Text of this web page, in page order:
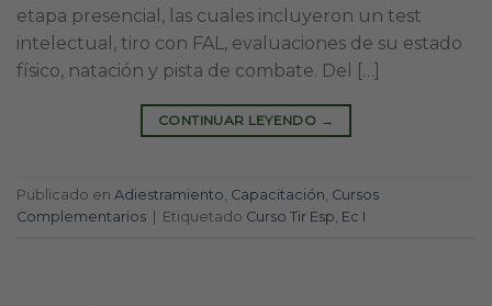
etapa presencial, las cuales incluyeron un test
intelectual, tiro con FAL, evaluaciones de su estado
físico, natación y pista de combate. Del […]
CONTINUAR LEYENDO →
Publicado en Adiestramiento, Capacitación, Cursos
Complementarios
Etiquetado Curso Tir Esp, Ec I